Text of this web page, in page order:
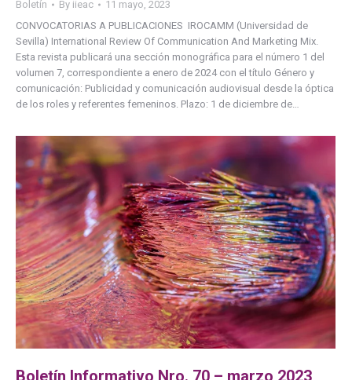
Boletín By iieac
11 mayo, 2023
CONVOCATORIAS A PUBLICACIONES IROCAMM (Universidad de
Sevilla) International Review Of Communication And Marketing Mix.
Esta revista publicará una sección monográfica para el número 1 del
volumen 7, correspondiente a enero de 2024 con el título Género y
comunicación: Publicidad y comunicación audiovisual desde la óptica
de los roles y referentes femeninos. Plazo: 1 de diciembre de…
Boletín Informativo Nro. 70 – marzo 2023